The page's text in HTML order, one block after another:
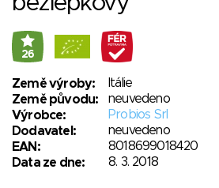
26
Země výroby:
Itálie
Země původu:
neuvedeno
Výrobce:
Probios Srl
Dodavatel:
neuvedeno
EAN:
8018699018420
Data ze dne:
8. 3. 2018